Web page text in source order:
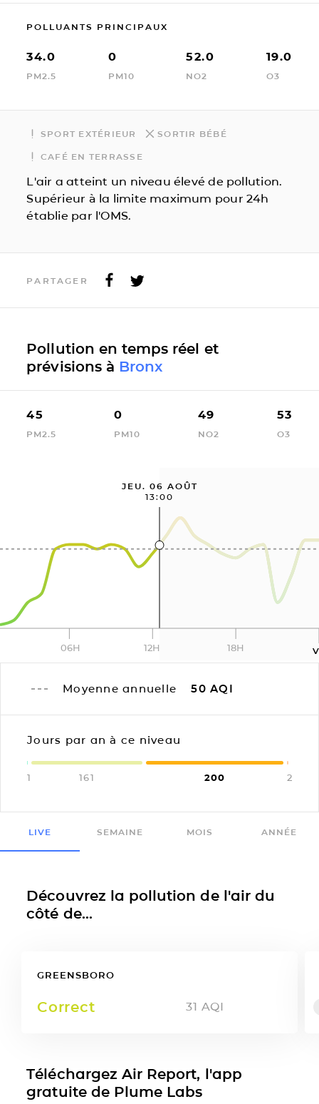
POLLUANTS PRINCIPAUX
34.0
PM2.5
0
PM10
52.0
NO2
19.0
O3
SPORT EXTÉRIEUR SORTIR BÉBÉ
CAFÉ EN TERRASSE
L'air a atteint un niveau élevé de pollution.
Supérieur à la limite maximum pour 24h
établie par l'OMS.
PARTAGER
Pollution en temps réel et
prévisions à Bronx
45
PM2.5
0
PM10
49
NO2
53
O3
JEU. 06 AOÛT
13:00
06H 12H 18H
Moyenne annuelle 50 AQI
Jours par an à ce niveau
1 161 200 2
LIVE SEMAINE MOIS ANNÉE
Découvrez la pollution de l'air du
côté de...
GREENSBORO
Correct 31 AQI
Téléchargez Air Report, l'app
gratuite de Plume Labs